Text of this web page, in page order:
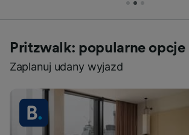
Pritzwalk: popularne opcje
Zaplanuj udany wyjazd